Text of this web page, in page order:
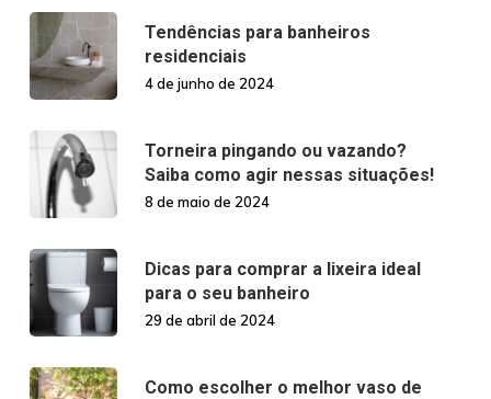
Tendências para banheiros
residenciais
4 de junho de 2024
Torneira pingando ou vazando?
Saiba como agir nessas situações!
8 de maio de 2024
Dicas para comprar a lixeira ideal
para o seu banheiro
29 de abril de 2024
Como escolher o melhor vaso de